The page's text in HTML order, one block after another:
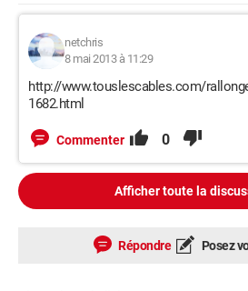
netchris
8 mai 2013 à 11:29
http://www.touslescables.com/
1682.html
Commenter 0
Afficher toute la
Répondre Posez